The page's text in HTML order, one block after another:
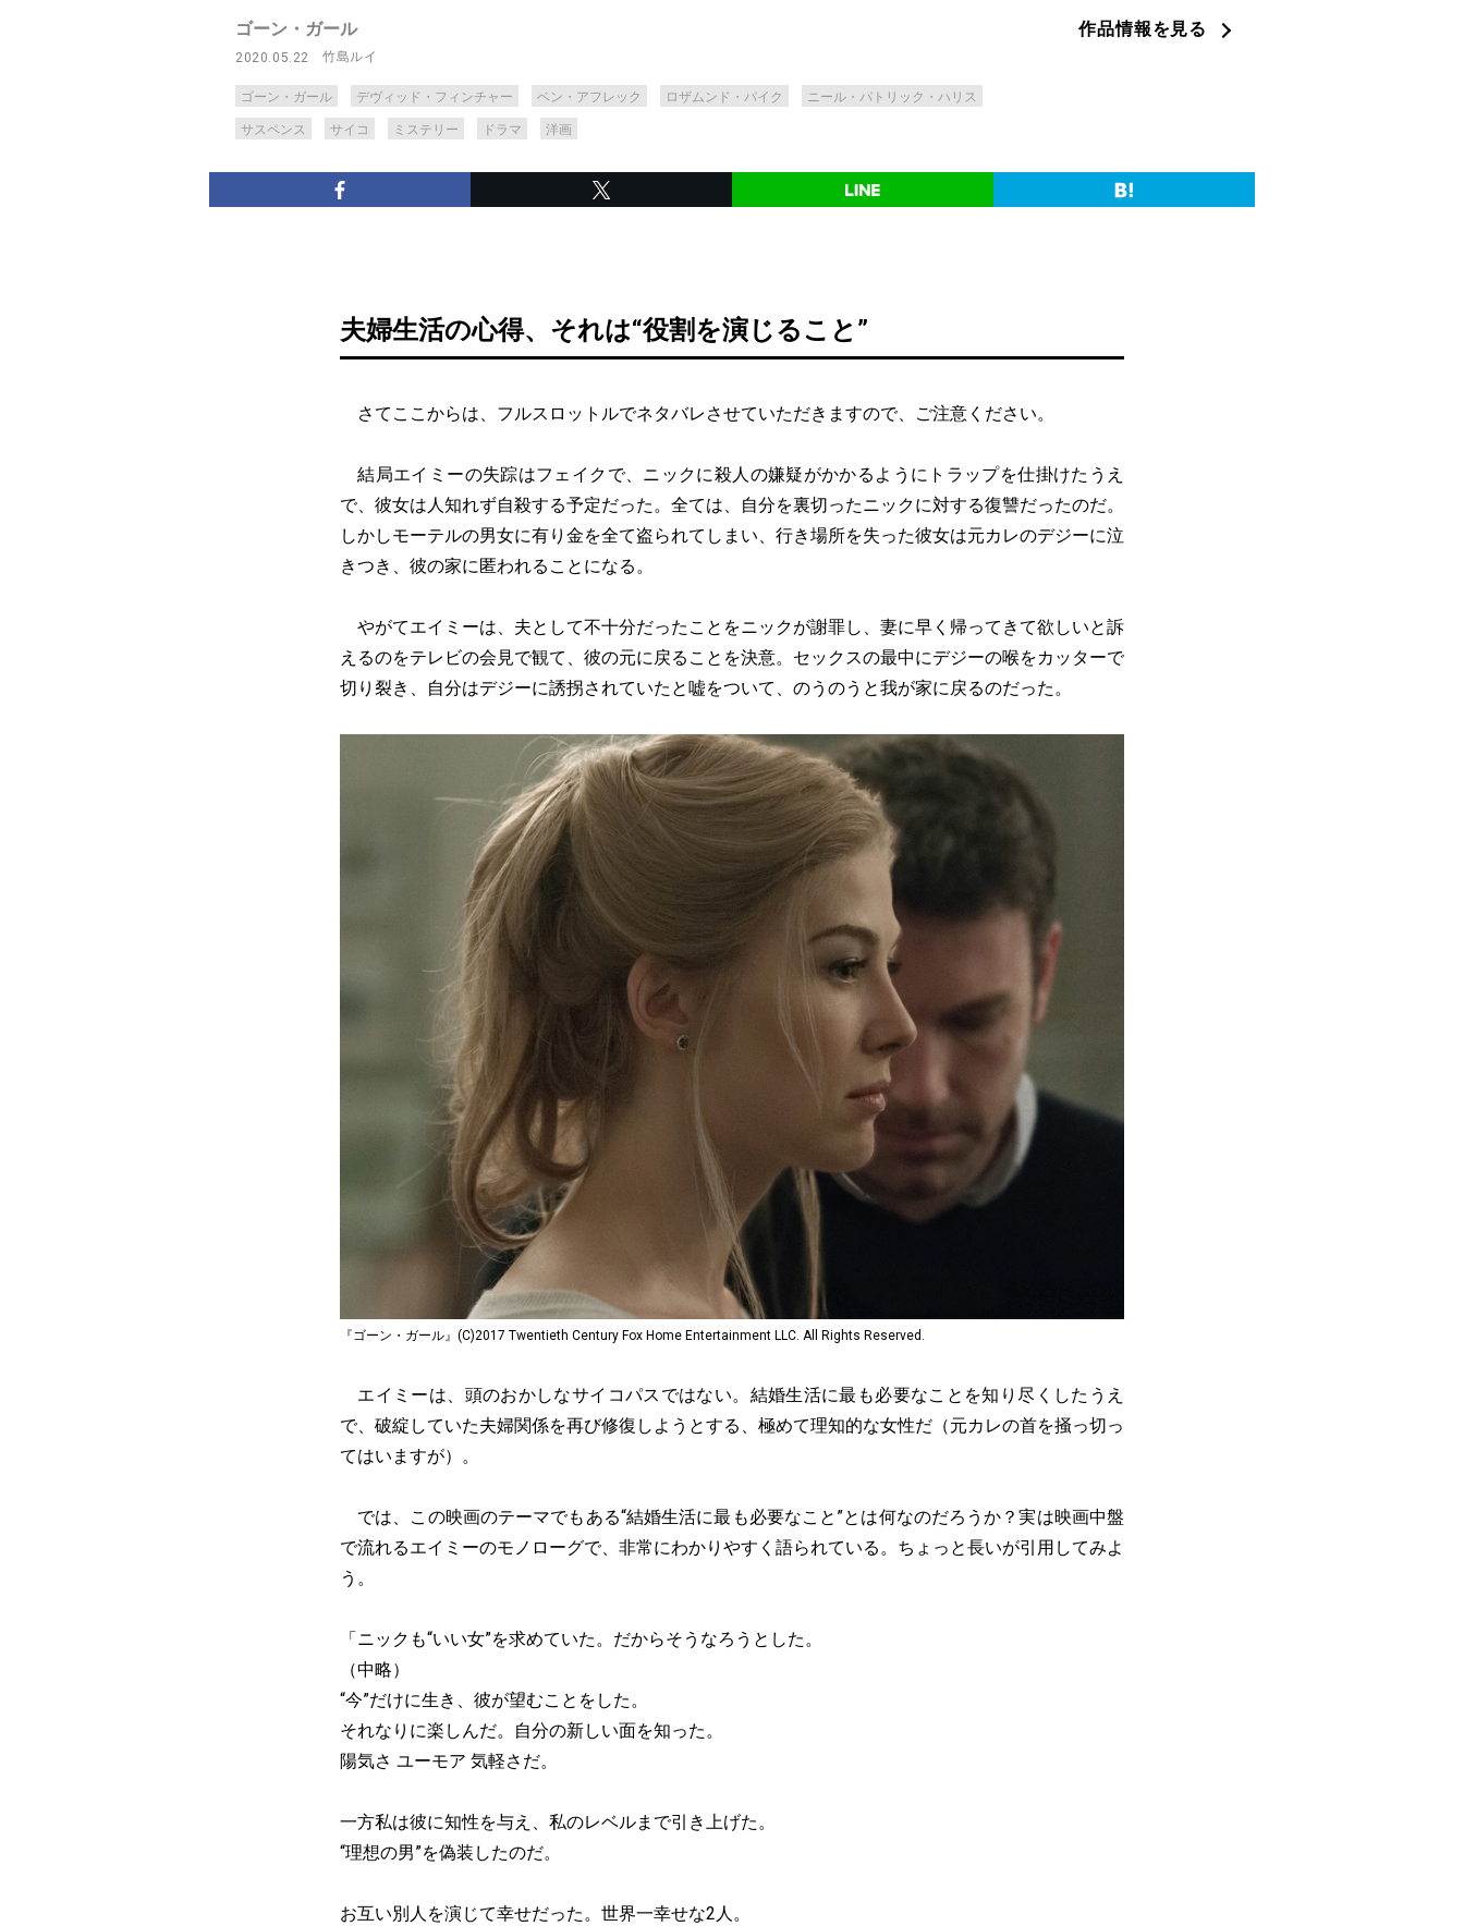
ゴーン・ガール
2020.05.22 竹島ルイ
ゴーン・ガール デヴィッド・フィンチャー ベン・アフレック ロザムンド・パイク ニール・パトリック・ハリス
サスペンス サイコ ミステリー ドラマ 洋画
作品情報を見る
夫婦生活の心得、それは“役割を演じること”
さてここからは、フルスロットルでネタバレさせていただきますので、ご注意ください。
結局エイミーの失踪はフェイクで、ニックに殺人の嫌疑がかかるようにトラップを仕掛けたうえ
で、彼女は人知れず自殺する予定だった。全ては、自分を裏切ったニックに対する復讐だったのだ。
しかしモーテルの男女に有り金を全て盗られてしまい、行き場所を失った彼女は元カレのデジーに泣
きつき、彼の家に匿われることになる。
やがてエイミーは、夫として不十分だったことをニックが謝罪し、妻に早く帰ってきて欲しいと訴
えるのをテレビの会見で観て、彼の元に戻ることを決意。セックスの最中にデジーの喉をカッターで
切り裂き、自分はデジーに誘拐されていたと嘘をついて、のうのうと我が家に戻るのだった。
『ゴーン・ガール』(C)2017 Twentieth Century Fox Home Entertainment LLC. All Rights Reserved.
エイミーは、頭のおかしなサイコパスではない。結婚生活に最も必要なことを知り尽くしたうえ
で、破綻していた夫婦関係を再び修復しようとする、極めて理知的な女性だ（元カレの首を掻っ切っ
てはいますが）。
では、この映画のテーマでもある“結婚生活に最も必要なこと”とは何なのだろうか？実は映画中盤
で流れるエイミーのモノローグで、非常にわかりやすく語られている。ちょっと長いが引用してみよ
う。
「ニックも“いい女”を求めていた。だからそうなろうとした。
（中略）
“今”だけに生き、彼が望むことをした。
それなりに楽しんだ。自分の新しい面を知った。
陽気さ ユーモア 気軽さだ。
一方私は彼に知性を与え、私のレベルまで引き上げた。
“理想の男”を偽装したのだ。
お互い別人を演じて幸せだった。世界一幸せな2人。